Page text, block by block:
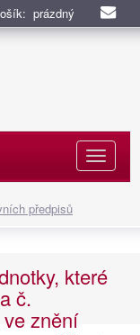
prázdný
předpisů
které
č.
znění